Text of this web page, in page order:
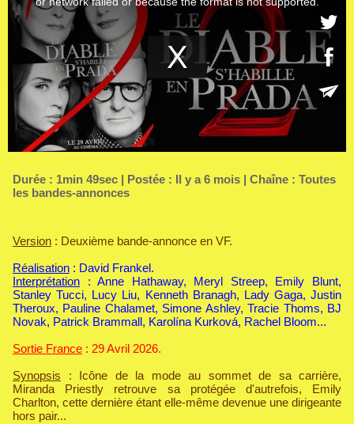
Durée : 1min 49sec | Postée : Il y a 6 mois | Chaîne : Toutes
les bandes-annonces
Version : Deuxième bande-annonce en VF.
Réalisation : David Frankel.
Interprétation : Anne Hathaway, Meryl Streep, Emily Blunt,
Stanley Tucci, Lucy Liu, Kenneth Branagh, Lady Gaga, Justin
Theroux, Pauline Chalamet, Simone Ashley, Tracie Thoms, BJ
Novak, Patrick Brammall, Karolína Kurková, Rachel Bloom...
Sortie France : 29 Avril 2026.
Synopsis : Icône de la mode au sommet de sa carrière,
Miranda Priestly retrouve sa protégée d'autrefois, Emily
Charlton, cette dernière étant elle-même devenue une dirigeante
hors pair...